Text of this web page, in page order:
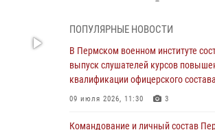
В Пермском военном институте
учебно-методические сборы с
руководителями групп военно-
подготовки
23 июля 2026, 12:00 12
В Пермском военном институте на
ПОПУЛЯРНЫЕ НОВОСТИ
В Пермском военном институте
выпуск слушателей курсов
квалификации офицерского состава
09 июля 2026, 11:30 3
Командование и личный состав